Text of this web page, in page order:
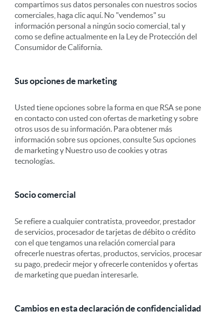
compartimos sus datos personales con nuestros socios
comerciales, haga clic aquí. No "vendemos" su
información personal a ningún socio comercial, tal y
como se define actualmente en la Ley de Protección del
Consumidor de California.
Sus opciones de marketing
Usted tiene opciones sobre la forma en que RSA se pone
en contacto con usted con ofertas de marketing y sobre
otros usos de su información. Para obtener más
información sobre sus opciones, consulte Sus opciones
de marketing y Nuestro uso de cookies y otras
tecnologías.
Socio comercial
Se refiere a cualquier contratista, proveedor, prestador
de servicios, procesador de tarjetas de débito o crédito
con el que tengamos una relación comercial para
ofrecerle nuestras ofertas, productos, servicios, procesar
su pago, predecir mejor y ofrecerle contenidos y ofertas
de marketing que puedan interesarle.
Cambios en esta declaración de confidencialidad